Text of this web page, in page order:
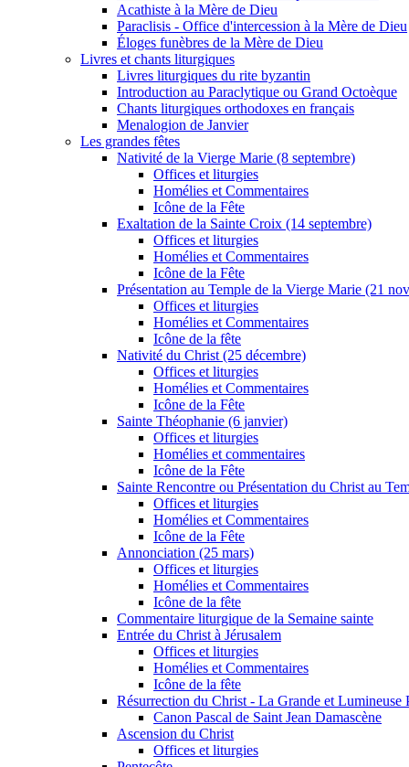
Acathiste à la Mère de Dieu
Paraclisis - Office d'intercession à la Mère de Dieu
Éloges funèbres de la Mère de Dieu
Livres et chants liturgiques
Livres liturgiques du rite byzantin
Introduction au Paraclytique ou Grand Octoèque
Chants liturgiques orthodoxes en français
Menalogion de Janvier
Les grandes fêtes
Nativité de la Vierge Marie (8 septembre)
Offices et liturgies
Homélies et Commentaires
Icône de la Fête
Exaltation de la Sainte Croix (14 septembre)
Offices et liturgies
Homélies et Commentaires
Icône de la Fête
Présentation au Temple de la Vierge Marie (21
Offices et liturgies
Homélies et Commentaires
Icône de la fête
Nativité du Christ (25 décembre)
Offices et liturgies
Homélies et Commentaires
Icône de la Fête
Sainte Théophanie (6 janvier)
Offices et liturgies
Homélies et commentaires
Icône de la Fête
Sainte Rencontre ou Présentation du Christ au
Offices et liturgies
Homélies et Commentaires
Icône de la Fête
Annonciation (25 mars)
Offices et liturgies
Homélies et Commentaires
Icône de la fête
Commentaire liturgique de la Semaine sainte
Entrée du Christ à Jérusalem
Offices et liturgies
Homélies et Commentaires
Icône de la fête
Résurrection du Christ - La Grande et Lumineuse
Canon Pascal de Saint Jean Damascène
Ascension du Christ
Offices et liturgies